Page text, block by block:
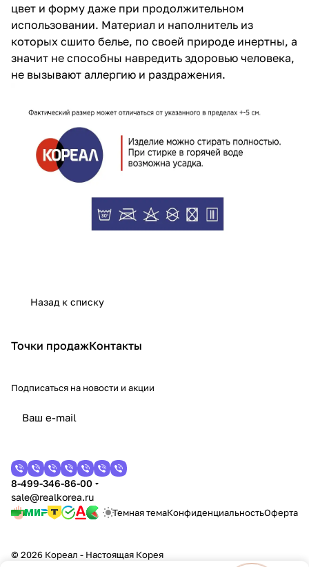
цвет и форму даже при продолжительном
использовании. Материал и наполнитель из
которых сшито белье, по своей природе инертны, а
значит не способны навредить здоровью человека,
не вызывают аллергию и раздражения.
Назад к списку
Точки продажКонтакты
Подписаться на новости и акции
8-499-346-86-00
sale@realkorea.ru
Темная темаКонфиденциальностьОферта
© 2026 Кореал - Настоящая Корея